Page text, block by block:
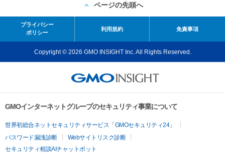
ページの先頭へ
プライバシー
ポリシー
利用規約 免責事項
Copyright © 2026 GMO INSIGHT Inc. All Rights Reserved.
GMOインターネットグループのセキュリティ事業について
世界初総合ネットセキュリティサービス「GMOセキュリティ24」
パスワード漏洩診断
Webサイトリスク診断
セキュリティ相談AIチャットボット